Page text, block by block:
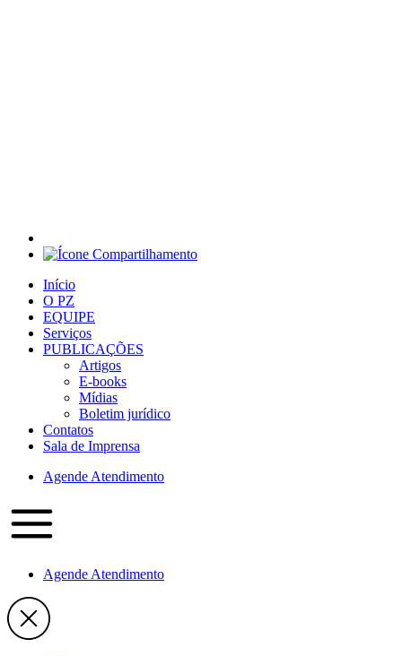
Início
O PZ
EQUIPE
Serviços
PUBLICAÇÕES
Artigos
E-books
Mídias
Boletim jurídico
Contatos
Sala de Imprensa
Agende Atendimento
Agende Atendimento